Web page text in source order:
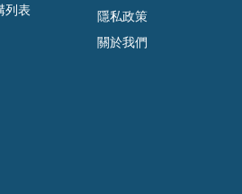
列表
隱私政策
關於我們